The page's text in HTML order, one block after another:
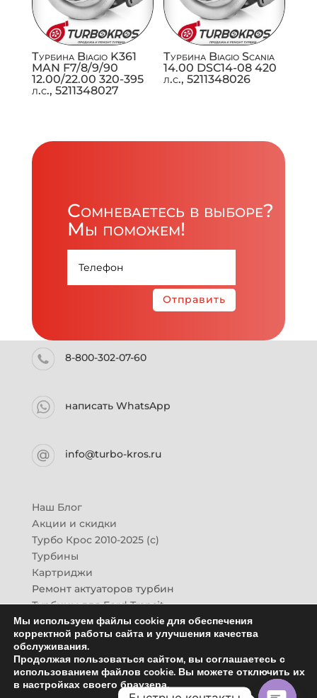
Турбина Biagio K361
MAN F7/8/9/90
12.00/22.00 320-395
л.с., 5211348027
Турбина Biagio Scania
14.00 DSC14-08 420
л.с., 5211348026
Сомневаетесь в выборе?
Мы поможем!
Отправить
8-800-302-07-60
написать WhatsApp
info@turbo-kros.ru
Наш Блог
Акции и скидки
Турбо Крос 2010-2025 (с)
Турбины
Картриджи
Ремонт актуаторов турбин
Турбины для Ford Transit
Турбины для Mazda CX-7
Картридж для ГАЗон-Next
Турбины HINO (Хино)
Купить новую турбину
Контакты
Мы используем файлы cookie для обеспечения
корректной работы сайта и улучшения качества
обслуживания.
Продолжая пользоваться сайтом, вы соглашаетесь с
использованием файлов cookie. Вы можете отключить их
в настройках своего браузера.